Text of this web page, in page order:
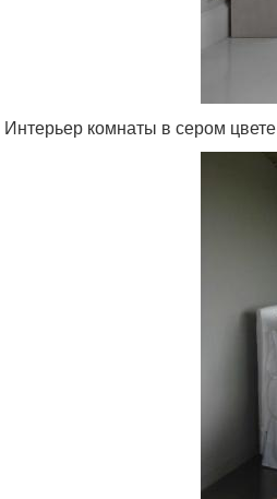
Интерьер комнаты в сером цвете